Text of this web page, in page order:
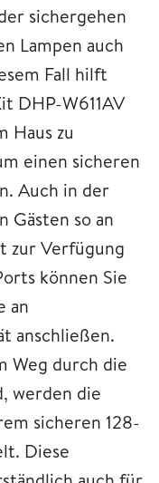
sichergehen
Lampen auch
Fall hilft
DHP-W611AV
Haus zu
einen sicheren
Auch in der
Gästen so an
zur Verfügung
können Sie
an
anschließen.
Weg durch die
werden die
sicheren 128-
Diese